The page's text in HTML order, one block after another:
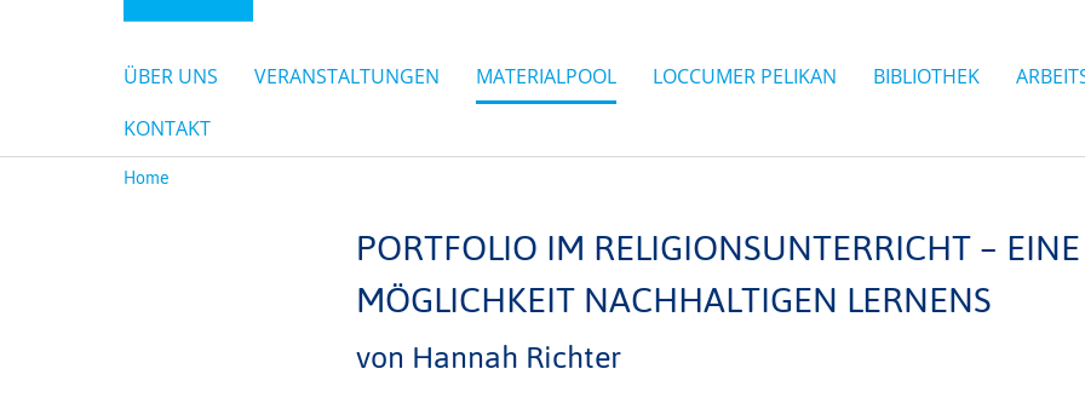
ÜBER UNS VERANSTALTUNGEN MATERIALPOOL LOCCUMER PELIKAN BIBLIOTHEK
KONTAKT
Home
PORTFOLIO IM RELIGIONSUNTERRICHT – EINE
MÖGLICHKEIT NACHHALTIGEN LERNENS
von Hannah Richter